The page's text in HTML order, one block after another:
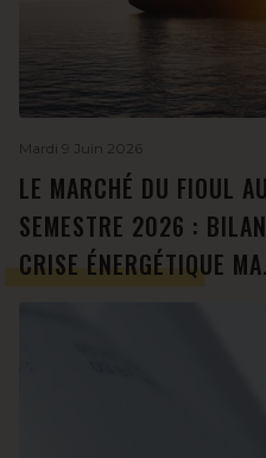
Mardi 9 Juin 2026
LE MARCHÉ DU FIOUL
SEMESTRE 2026 : BILAN
CRISE ÉNERGÉTIQUE